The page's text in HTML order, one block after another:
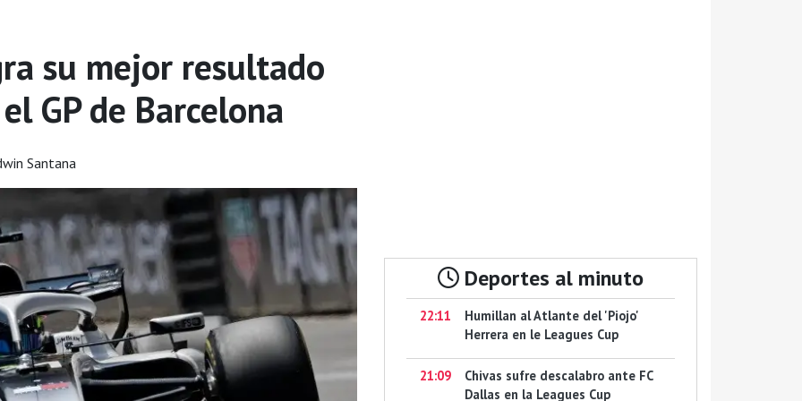
su mejor resultado
GP de Barcelona
Santana
Deportes al minuto
22:11
Humillan al Atlante del 'Piojo'
Herrera en le Leagues Cup
21:09
Chivas sufre descalabro ante FC
Dallas en la Leagues Cup